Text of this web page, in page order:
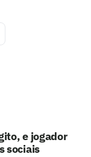
e jogador
sociais